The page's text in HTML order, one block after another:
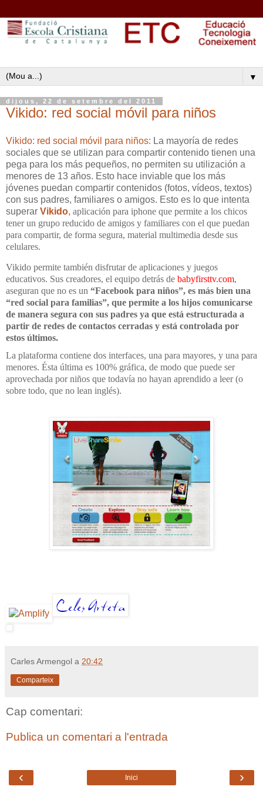
▼
dijous, 22 de setembre del 2011
Vikido: red social móvil para niños
Vikido: red social móvil para niños: La mayoría de redes
sociales que se utilizan para compartir contenido tienen una
pega para los más pequeños, no permiten su utilización a
menores de 13 años. Esto hace inviable que los más
jóvenes puedan compartir contenidos (fotos, vídeos, textos)
con sus padres, familiares o amigos. Esto es lo que intenta
superar Vikido, aplicación para iphone que permite a los chicos
tener un grupo reducido de amigos y familiares con el que puedan
para compartir, de forma segura, material multimedia desde sus
celulares.
Vikido permite también disfrutar de aplicaciones y juegos
educativos. Sus creadores, el equipo detrás de babyfirsttv.com,
aseguran que no es un “Facebook para niños”, es más bien una
“red social para familias”, que permite a los hijos comunicarse
de manera segura con sus padres ya que está estructurada a
partir de redes de contactos cerradas y está controlada por
estos últimos.
La plataforma contiene dos interfaces, una para mayores, y una para
menores. Ésta última es 100% gráfica, de modo que puede ser
aprovechada por niños que todavía no hayan aprendido a leer (o
sobre todo, que no lean inglés).
Carles Armengol a 20:42
Comparteix
Cap comentari:
Publica un comentari a l'entrada
‹ ›
Inici